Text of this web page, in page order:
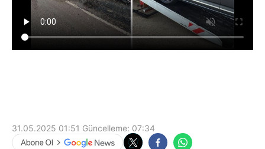
31.05.2025 01:51 Güncelleme: 07:34